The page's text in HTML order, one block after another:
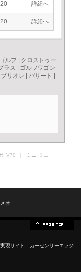
詳細へ
詳細へ
ルフ
クロストゥー
ラス
ゴルフワゴン
リオレ パサート
V70 ｜ ミニ ミニ
オ
実現サイト カーセンサーエッジ